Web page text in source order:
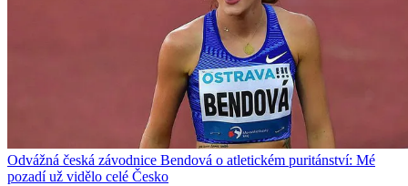
Odvážná česká závodnice Bendová o atletickém puritánství: Mé
pozadí už vidělo celé Česko